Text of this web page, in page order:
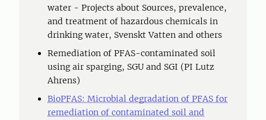
water - Projects about Sources, prevalence,
and treatment of hazardous chemicals in
drinking water, Svenskt Vatten and others
Remediation of PFAS-contaminated soil
using air sparging, SGU and SGI (PI Lutz
Ahrens)
BioPFAS: Microbial degradation of PFAS for
remediation of contaminated soil and